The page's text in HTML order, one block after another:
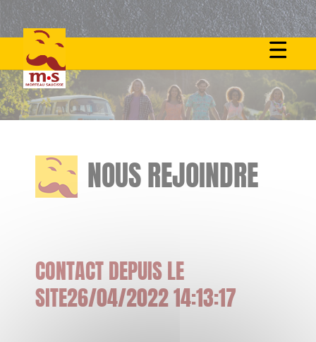
Skip
NOUS REJOINDRE
CONTACT DEPUIS LE
SITE26/04/2022 14:13:17